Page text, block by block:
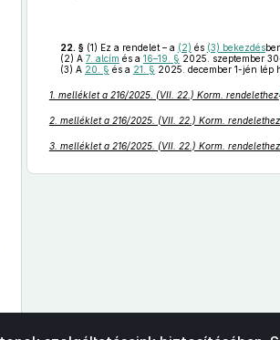
22. §(1) Ez a rendelet – a (2) és (3) bekezdés
(2) A 7. alcím és a 16–19. § 2025. szeptember
(3) A 20. § és a 21. § 2025. december 1-jén lép
1. melléklet a 216/2025. (VII. 22.) Korm. rendelethez
2. melléklet a 216/2025. (VII. 22.) Korm. rendelethez
3. melléklet a 216/2025. (VII. 22.) Korm. rendelethez